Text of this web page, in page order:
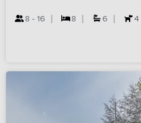
8 - 16 8 6 4